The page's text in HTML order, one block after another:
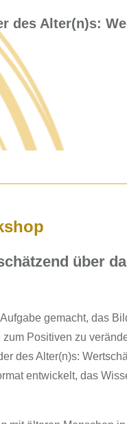
des Alter(n)s:
über
gemacht, das
Positiven zu
des Alter(n)s:
entwickelt, das